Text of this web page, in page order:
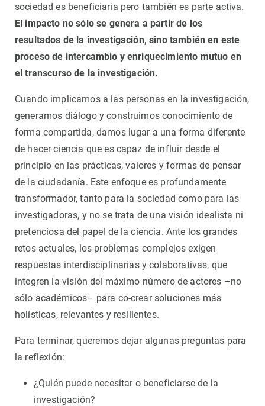
sociedad es beneficiaria pero también es parte activa.
El impacto no sólo se genera a partir de los
resultados de la investigación, sino también en este
proceso de intercambio y enriquecimiento mutuo en
el transcurso de la investigación.
Cuando implicamos a las personas en la investigación,
generamos diálogo y construimos conocimiento de
forma compartida, damos lugar a una forma diferente
de hacer ciencia que es capaz de influir desde el
principio en las prácticas, valores y formas de pensar
de la ciudadanía. Este enfoque es profundamente
transformador, tanto para la sociedad como para las
investigadoras, y no se trata de una visión idealista ni
pretenciosa del papel de la ciencia. Ante los grandes
retos actuales, los problemas complejos exigen
respuestas interdisciplinarias y colaborativas, que
integren la visión del máximo número de actores –no
sólo académicos– para co-crear soluciones más
holísticas, relevantes y resilientes.
Para terminar, queremos dejar algunas preguntas para
la reflexión:
¿Quién puede necesitar o beneficiarse de la
investigación?